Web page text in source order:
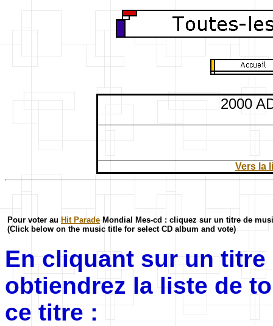
2000
Vers la
Pour voter au Hit Parade Mondial Mes-cd : cliquez sur un titre de
(Click below on the music title for select CD album and vote)
En cliquant sur un
obtiendrez la liste de
ce titre :